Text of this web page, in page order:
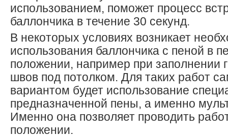
использованием, поможет процесс
баллончика в течение 30 секунд.
В некоторых условиях возникает
использования баллончика с пеной в
положении, например при заполнении
швов под потолком. Для таких работ
вариантом будет использование
предназначенной пены, а именно
Именно она позволяет проводить
положении.